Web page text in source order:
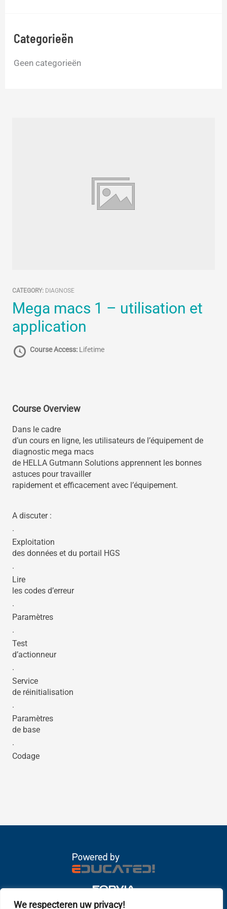
We respecteren uw privacy!
CATEGORY: DIAGNOSE
mega macs 1 – utilisation et
application
Course Access: Lifetime
Course Overview
Dans le cadre
d’un cours en ligne, les utilisateurs de l’équipement de
diagnostic mega macs
de HELLA Gutmann Solutions apprennent les bonnes
astuces pour travailler
rapidement et efficacement avec l’équipement.
A discuter :
·
Exploitation
des données et du portail HGS
·
Lire
les codes d’erreur
·
Paramètres
·
Test
d’actionneur
·
Service
de réinitialisation
·
Paramètres
de base
·
Codage
r
:
Categorieën
Geen categorieën